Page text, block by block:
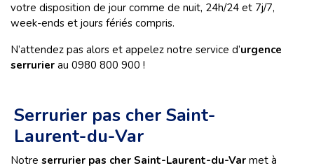
votre disposition de jour comme de nuit, 24h/24 et 7j/7,
week-ends et jours fériés compris.
N’attendez pas alors et appelez notre service d’urgence
serrurier au 0980 800 900 !
Serrurier pas cher Saint-
Laurent-du-Var
Notre serrurier pas cher Saint-Laurent-du-Var met à